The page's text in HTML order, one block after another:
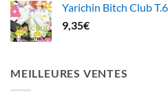
Yarichin Bitch Club T.6
9,35€
MEILLEURES VENTES